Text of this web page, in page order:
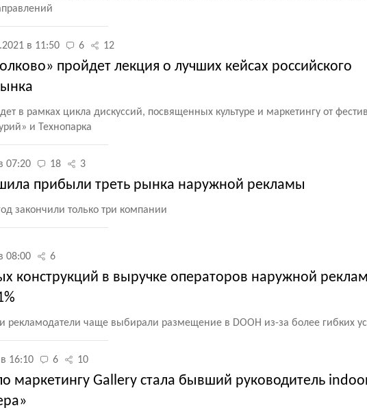
в 11:50 6 12
пройдет лекция о лучших кейсах российского
в рамках цикла дискуссий, посвященных культуре и маркетингу от
и Технопарка
07:20 18 3
прибыли треть рынка наружной рекламы
закончили только три компании
08:00 6
конструкций в выручке операторов наружной
рекламодатели чаще выбирали размещение в DOOH из-за более гибких
16:10 6 10
маркетингу Gallery стала бывший руководитель